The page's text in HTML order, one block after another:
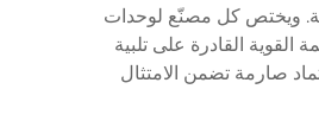
ويختص كل مصنّع لوحدات
القادرة على تلبية
صارمة تضمن الامتثال